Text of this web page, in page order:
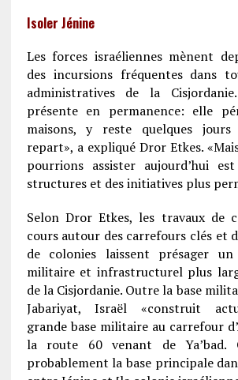
Isoler Jénine
Les forces israéliennes mènent
des incursions fréquentes dans
administratives de la
présente en permanence: elle
maisons, y reste quelques
repart», a expliqué Dror Etkes.
pourrions assister aujourd’hui
structures et des initiatives plus
Selon Dror Etkes, les travaux de
cours autour des carrefours clés et
de colonies laissent présager un
militaire et infrastructurel plus
de la Cisjordanie. Outre la base
Jabariyat, Israël «construit
grande base militaire au carrefour
la route 60 venant de Ya’bad.
probablement la base principale